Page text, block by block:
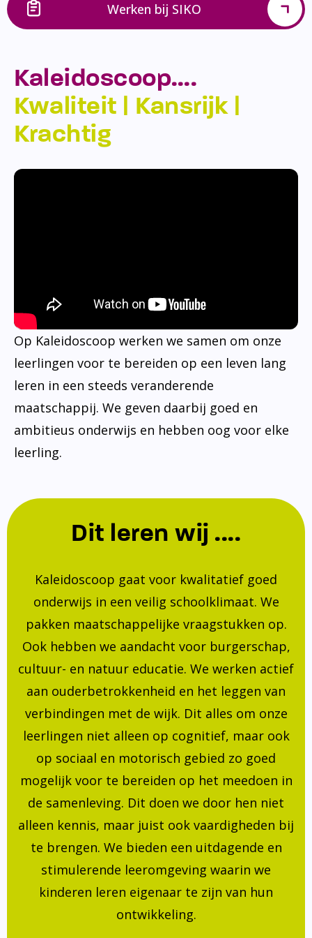
Werken bij SIKO
Kaleidoscoop….
Kwaliteit | Kansrijk |
Krachtig
Op Kaleidoscoop werken we samen om onze
leerlingen voor te bereiden op een leven lang
leren in een steeds veranderende
maatschappij. We geven daarbij goed en
ambitieus onderwijs en hebben oog voor elke
leerling.
Dit leren wij ....
Kaleidoscoop gaat voor kwalitatief goed
onderwijs in een veilig schoolklimaat. We
pakken maatschappelijke vraagstukken op.
Ook hebben we aandacht voor burgerschap,
cultuur- en natuur educatie. We werken actief
aan ouderbetrokkenheid en het leggen van
verbindingen met de wijk. Dit alles om onze
leerlingen niet alleen op cognitief, maar ook
op sociaal en motorisch gebied zo goed
mogelijk voor te bereiden op het meedoen in
de samenleving. Dit doen we door hen niet
alleen kennis, maar juist ook vaardigheden bij
te brengen. We bieden een uitdagende en
stimulerende leeromgeving waarin we
kinderen leren eigenaar te zijn van hun
ontwikkeling.